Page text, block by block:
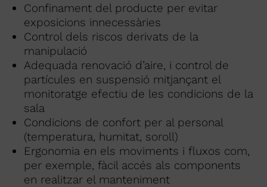
Confinament del producte per evitar
exposicions innecessàries
Control dels riscos derivats de la
manipulació
Adequada renovació d’aire, i control de
partícules en suspensió mitjançant el
monitoratge efectiu de les condicions de la
sala
Condicions de confort per al personal
(temperatura, humitat, soroll)
Ergonomia en els moviments i fluxos com,
per exemple, fàcil accés als components
en realitzar el manteniment